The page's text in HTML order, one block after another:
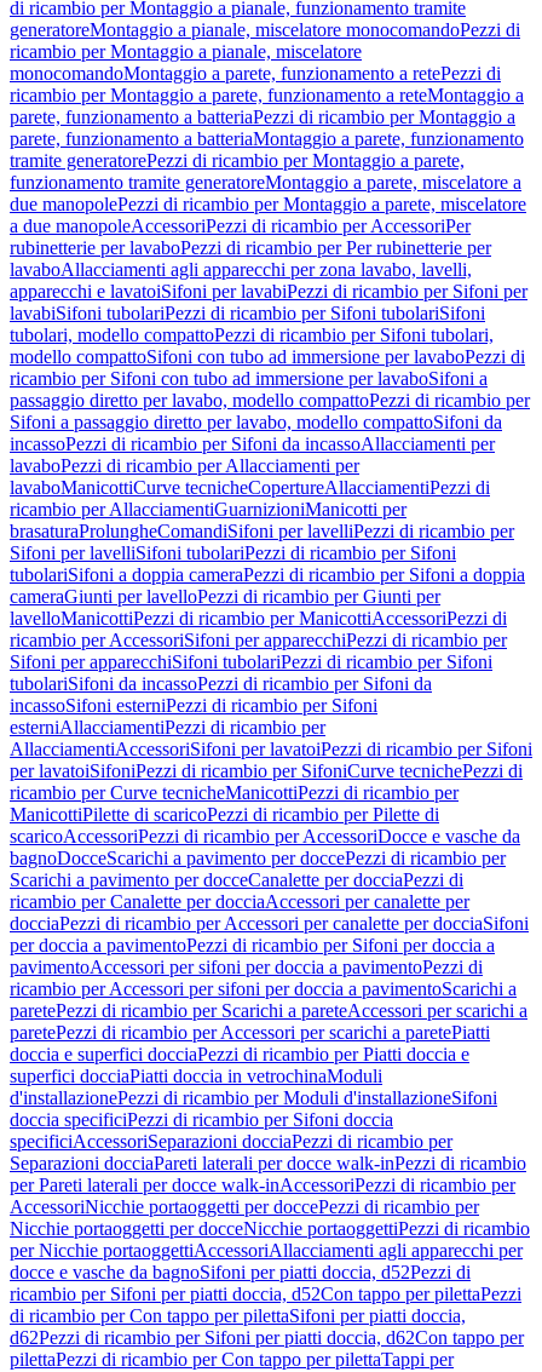
di ricambio per Montaggio a pianale, funzionamento tramite
generatoreMontaggio a pianale, miscelatore monocomandoPezzi di
ricambio per Montaggio a pianale, miscelatore
monocomandoMontaggio a parete, funzionamento a retePezzi di
ricambio per Montaggio a parete, funzionamento a reteMontaggio a
parete, funzionamento a batteriaPezzi di ricambio per Montaggio a
parete, funzionamento a batteriaMontaggio a parete, funzionamento
tramite generatorePezzi di ricambio per Montaggio a parete,
funzionamento tramite generatoreMontaggio a parete, miscelatore a
due manopolePezzi di ricambio per Montaggio a parete, miscelatore
a due manopoleAccessoriPezzi di ricambio per AccessoriPer
rubinetterie per lavaboPezzi di ricambio per Per rubinetterie per
lavaboAllacciamenti agli apparecchi per zona lavabo, lavelli,
apparecchi e lavatoiSifoni per lavabiPezzi di ricambio per Sifoni per
lavabiSifoni tubolariPezzi di ricambio per Sifoni tubolariSifoni
tubolari, modello compattoPezzi di ricambio per Sifoni tubolari,
modello compattoSifoni con tubo ad immersione per lavaboPezzi di
ricambio per Sifoni con tubo ad immersione per lavaboSifoni a
passaggio diretto per lavabo, modello compattoPezzi di ricambio per
Sifoni a passaggio diretto per lavabo, modello compattoSifoni da
incassoPezzi di ricambio per Sifoni da incassoAllacciamenti per
lavaboPezzi di ricambio per Allacciamenti per
lavaboManicottiCurve tecnicheCopertureAllacciamentiPezzi di
ricambio per AllacciamentiGuarnizioniManicotti per
brasaturaProlungheComandiSifoni per lavelliPezzi di ricambio per
Sifoni per lavelliSifoni tubolariPezzi di ricambio per Sifoni
tubolariSifoni a doppia cameraPezzi di ricambio per Sifoni a doppia
cameraGiunti per lavelloPezzi di ricambio per Giunti per
lavelloManicottiPezzi di ricambio per ManicottiAccessoriPezzi di
ricambio per AccessoriSifoni per apparecchiPezzi di ricambio per
Sifoni per apparecchiSifoni tubolariPezzi di ricambio per Sifoni
tubolariSifoni da incassoPezzi di ricambio per Sifoni da
incassoSifoni esterniPezzi di ricambio per Sifoni
esterniAllacciamentiPezzi di ricambio per
AllacciamentiAccessoriSifoni per lavatoiPezzi di ricambio per Sifoni
per lavatoiSifoniPezzi di ricambio per SifoniCurve tecnichePezzi di
ricambio per Curve tecnicheManicottiPezzi di ricambio per
ManicottiPilette di scaricoPezzi di ricambio per Pilette di
scaricoAccessoriPezzi di ricambio per AccessoriDocce e vasche da
bagnoDocceScarichi a pavimento per doccePezzi di ricambio per
Scarichi a pavimento per docceCanalette per docciaPezzi di
ricambio per Canalette per docciaAccessori per canalette per
docciaPezzi di ricambio per Accessori per canalette per docciaSifoni
per doccia a pavimentoPezzi di ricambio per Sifoni per doccia a
pavimentoAccessori per sifoni per doccia a pavimentoPezzi di
ricambio per Accessori per sifoni per doccia a pavimentoScarichi a
paretePezzi di ricambio per Scarichi a pareteAccessori per scarichi a
paretePezzi di ricambio per Accessori per scarichi a paretePiatti
doccia e superfici docciaPezzi di ricambio per Piatti doccia e
superfici docciaPiatti doccia in vetrochinaModuli
d'installazionePezzi di ricambio per Moduli d'installazioneSifoni
doccia specificiPezzi di ricambio per Sifoni doccia
specificiAccessoriSeparazioni docciaPezzi di ricambio per
Separazioni docciaPareti laterali per docce walk-inPezzi di ricambio
per Pareti laterali per docce walk-inAccessoriPezzi di ricambio per
AccessoriNicchie portaoggetti per doccePezzi di ricambio per
Nicchie portaoggetti per docceNicchie portaoggettiPezzi di ricambio
per Nicchie portaoggettiAccessoriAllacciamenti agli apparecchi per
docce e vasche da bagnoSifoni per piatti doccia, d52Pezzi di
ricambio per Sifoni per piatti doccia, d52Con tappo per pilettaPezzi
di ricambio per Con tappo per pilettaSifoni per piatti doccia,
d62Pezzi di ricambio per Sifoni per piatti doccia, d62Con tappo per
pilettaPezzi di ricambio per Con tappo per pilettaTappi per